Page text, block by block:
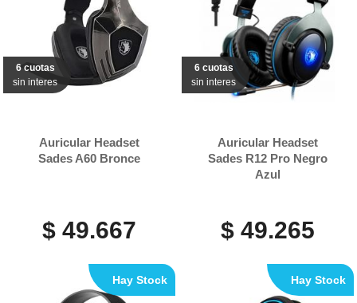
6 cuotas
sin interes
Auricular Headset
Sades A60 Bronce
$ 49.667
6 cuotas
sin interes
Auricular Headset
Sades R12 Pro Negro
Azul
$ 49.265
Hay Stock Hay Stock